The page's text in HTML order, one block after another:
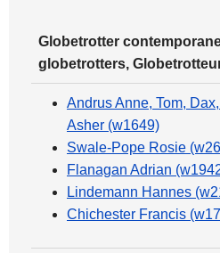
Globetrotter
globetrotters,
Andrus Anne, Tom,
Asher (w1649)
Swale-Pope Rosie
Flanagan Adrian
Lindemann Hannes
Chichester Francis